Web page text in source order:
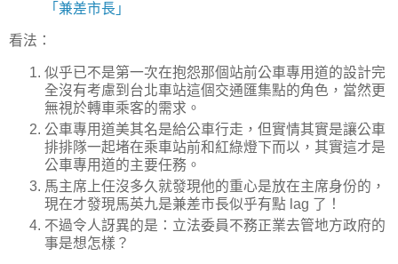
「兼差市長」
看法：
似乎已不是第一次在抱怨那個站前公車專用道的設計完
全沒有考慮到台北車站這個交通匯集點的角色，當然更
無視於轉車乘客的需求。
公車專用道美其名是給公車行走，但實情其實是讓公車
排排隊一起堵在乘車站前和紅綠燈下而以，其實這才是
公車專用道的主要任務。
馬主席上任沒多久就發現他的重心是放在主席身份的，
現在才發現馬英九是兼差市長似乎有點 lag 了！
不過令人訝異的是：立法委員不務正業去管地方政府的
事是想怎樣？